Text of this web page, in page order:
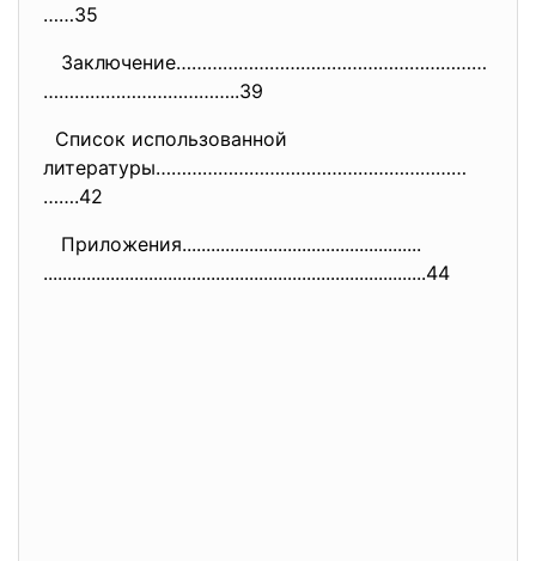
……35
Заключение……………………………………………………
………………………………..39
Список использованной
литературы……………………………………………………
…….42
Приложения..................................................
................................................................................44